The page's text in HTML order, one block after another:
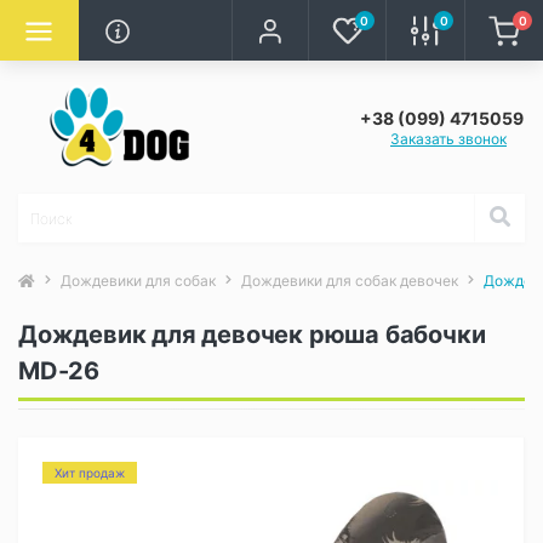
0 0 0
+38 (099) 4715059
Заказать звонок
Дождевики для собак Дождевики для собак девочек
Дождевик для девочек рюша бабочки
MD-26
Хит продаж